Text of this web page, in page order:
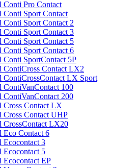
Pro Contact
Sport Contact
Sport Contact 2
Sport Contact 3
Sport Contact 5
Sport Contact 6
SportContact 5P
Contact LX2
LX Sport
100
200
Contact LX
Contact UHP
LX20
Contact 6
3
5
EP